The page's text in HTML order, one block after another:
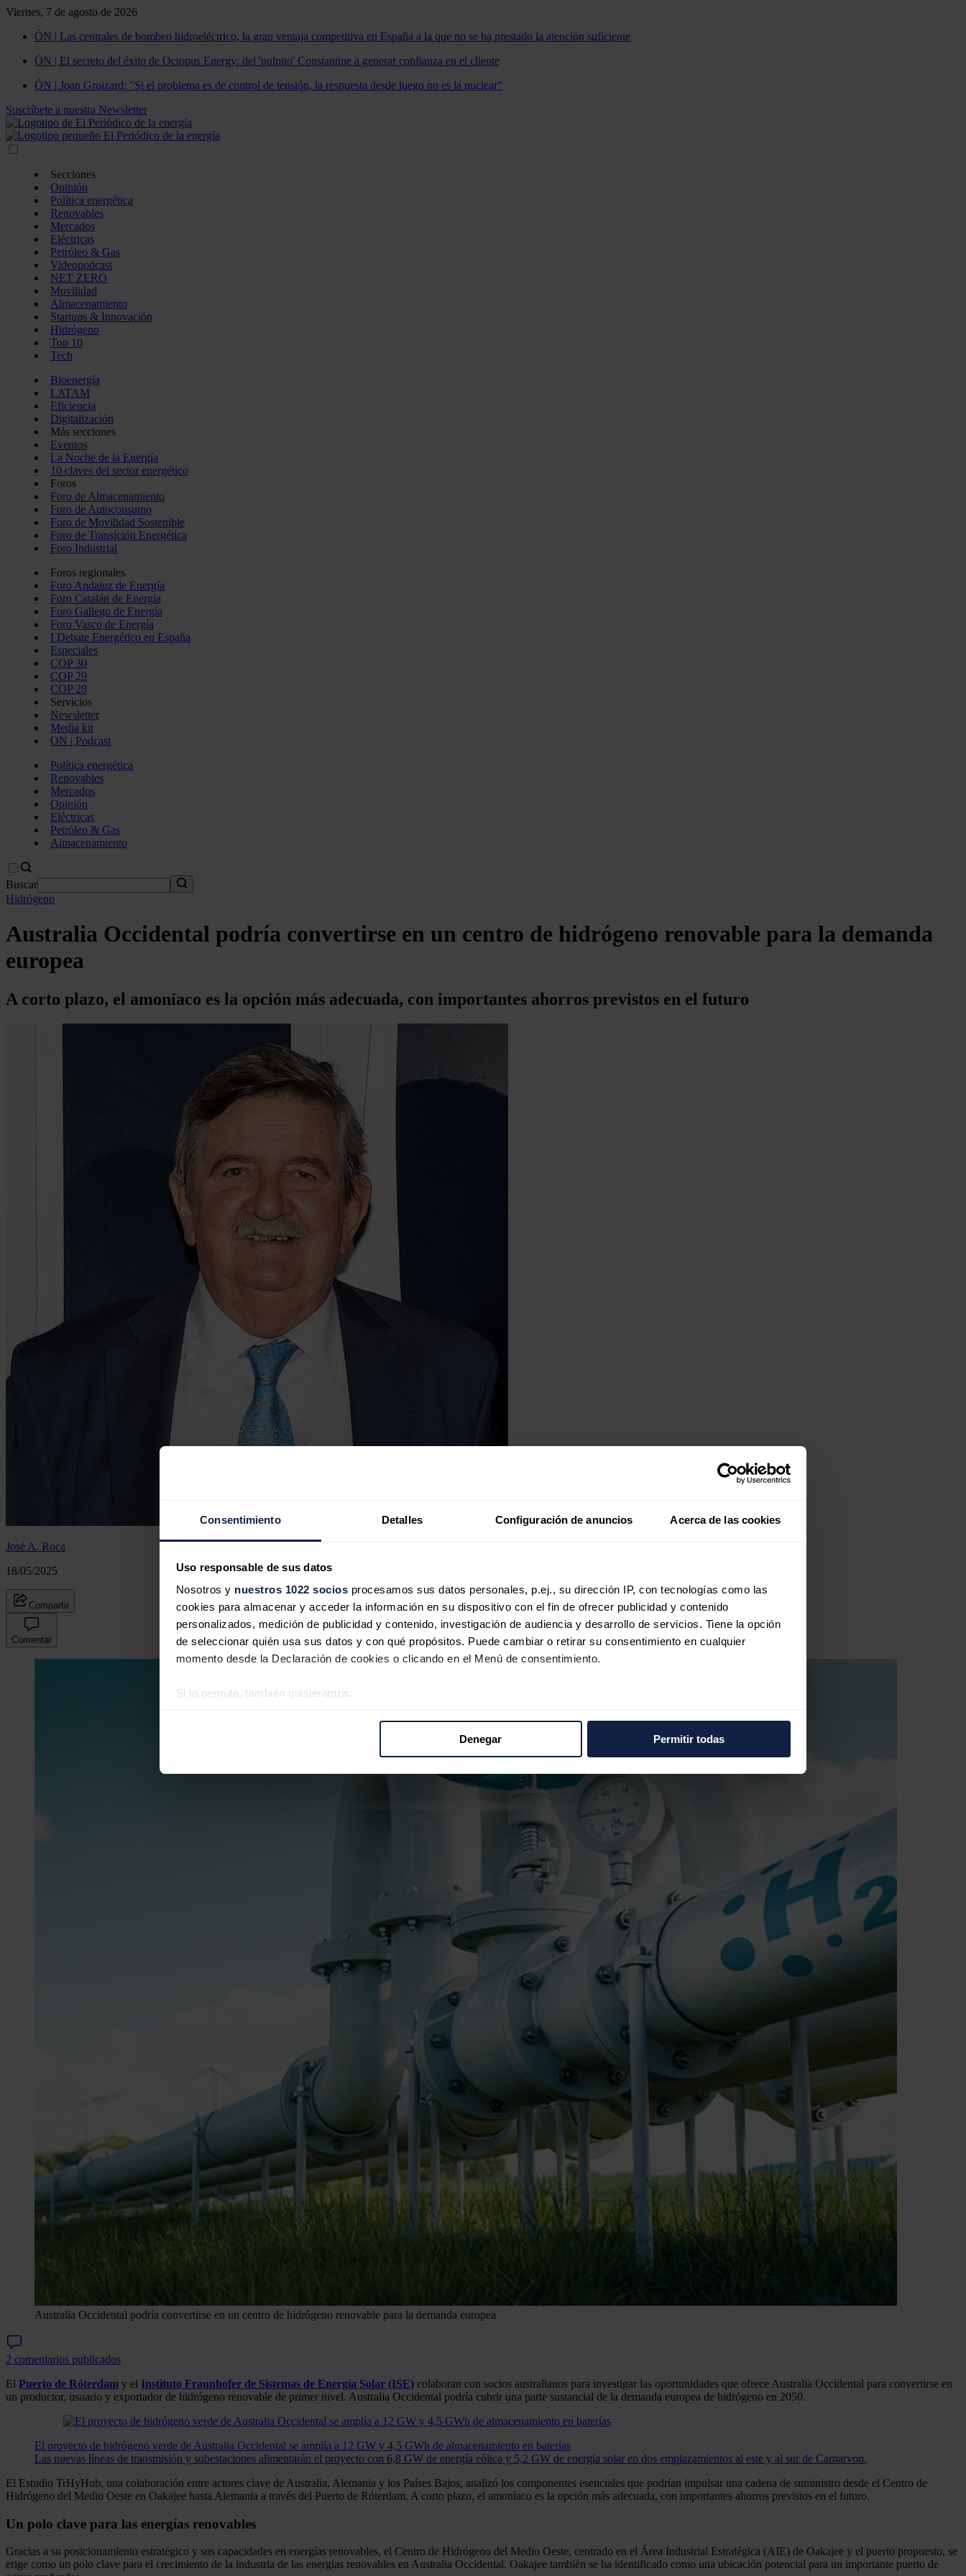
Consentimiento Detalles Configuración de anuncios Acerca de las cookies
Uso responsable de sus datos
Nosotros y nuestros 1022 socios procesamos sus datos personales, p.ej., su dirección IP, con tecnologías como las
cookies para almacenar y acceder la información en su dispositivo con el fin de ofrecer publicidad y contenido
personalizados, medición de publicidad y contenido, investigación de audiencia y desarrollo de servicios. Tiene la opción
de seleccionar quién usa sus datos y con qué propósitos. Puede cambiar o retirar su consentimiento en cualquier
momento desde la Declaración de cookies o clicando en el Menú de consentimiento.
Si lo permite, también quisiéramos:
y analizar el tráfico. Además, compartimos información sobre el uso que haga del sitio web con nuestros partners de
redes sociales, publicidad y análisis web, quienes pueden combinarla con otra información que les haya proporcionado o
que hayan recopilado a partir del uso que haya hecho de sus servicios.
Denegar Permitir todas
Viernes, 7 de agosto de 2026
ÓN | Las centrales de bombeo hidroeléctrico, la gran ventaja competitiva en España a la que no se ha prestado la atención suficiente
ÓN | El secreto del éxito de Octopus Energy: del 'pulpito' Constantine a generar confianza en el cliente
ÓN | Joan Groizard: "Si el problema es de control de tensión, la respuesta desde luego no es la nuclear"
Suscríbete a nuestra Newsletter
Secciones
Opinión
Política energética
Renovables
Mercados
Eléctricas
Petróleo & Gas
Videopodcast
NET ZERO
Movilidad
Almacenamiento
Startups & Innovación
Hidrógeno
Top 10
Tech
Bioenergía
LATAM
Eficiencia
Digitalización
Más secciones
Eventos
La Noche de la Energía
10 claves del sector energético
Foros
Foro de Almacenamiento
Foro de Autoconsumo
Foro de Movilidad Sostenible
Foro de Transición Energética
Foro Industrial
Foros regionales
Foro Andaluz de Energía
Foro Catalán de Energía
Foro Gallego de Energía
Foro Vasco de Energía
I Debate Energético en España
Especiales
COP 30
COP 29
COP 28
Servicios
Newsletter
Media kit
ON | Podcast
Política energética
Renovables
Mercados
Opinión
Eléctricas
Petróleo & Gas
Almacenamiento
Buscar
Hidrógeno
Australia Occidental podría convertirse en un centro de hidrógeno renovable para la demanda
europea
A corto plazo, el amoníaco es la opción más adecuada, con importantes ahorros previstos en el futuro
José A. Roca
18/05/2025
Compartir
Comentar
Australia Occidental podría convertirse en un centro de hidrógeno renovable para la demanda europea
2 comentarios publicados
El Puerto de Róterdam y el Instituto Fraunhofer de Sistemas de Energía Solar (ISE) colaboran con socios australianos para investigar las oportunidades que ofrece Australia Occidental para convertirse en
un productor, usuario y exportador de hidrógeno renovable de primer nivel. Australia Occidental podría cubrir una parte sustancial de la demanda europea de hidrógeno en 2050.
El proyecto de hidrógeno verde de Australia Occidental se amplía a 12 GW y 4,5 GWh de almacenamiento en baterías
Las nuevas líneas de transmisión y subestaciones alimentarán el proyecto con 6,8 GW de energía eólica y 5,2 GW de energía solar en dos emplazamientos al este y al sur de Carnarvon.
El Estudio TrHyHub, una colaboración entre actores clave de Australia, Alemania y los Países Bajos, analizó los componentes esenciales que podrían impulsar una cadena de suministro desde el Centro de
Hidrógeno del Medio Oeste en Oakajee hasta Alemania a través del Puerto de Róterdam. A corto plazo, el amoníaco es la opción más adecuada, con importantes ahorros previstos en el futuro.
Un polo clave para las energías renovables
Gracias a su posicionamiento estratégico y sus capacidades en energías renovables, el Centro de Hidrógeno del Medio Oeste, centrado en el Área Industrial Estratégica (AIE) de Oakajee y el puerto propuesto, se
erige como un polo clave para el crecimiento de la industria de las energías renovables en Australia Occidental. Oakajee también se ha identificado como una ubicación potencial para un importante puerto de